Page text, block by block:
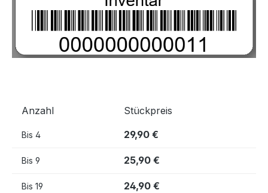
Anzahl Stückpreis
Bis 4 29,90 €
Bis 9 25,90 €
Bis 19 24,90 €